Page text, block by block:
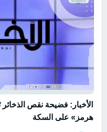
الأخبار: فضيحة نقص
هرمز» على السكة